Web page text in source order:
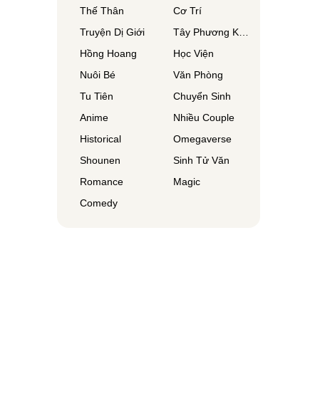
Thế Thân
Cơ Trí
Truyện Dị Giới
Tây Phương Kỳ Huyễn
Hồng Hoang
Học Viện
Nuôi Bé
Văn Phòng
Tu Tiên
Chuyển Sinh
Anime
Nhiều Couple
Historical
Omegaverse
Shounen
Sinh Tử Văn
Romance
Magic
Comedy